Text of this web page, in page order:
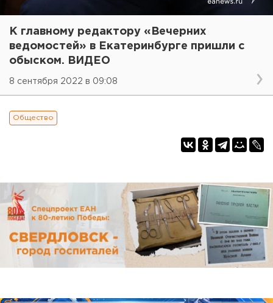
К главному редактору «Вечерних
ведомостей» в Екатеринбурге пришли с
обыском. ВИДЕО
8 сентября 2022 в 09:08
Общество